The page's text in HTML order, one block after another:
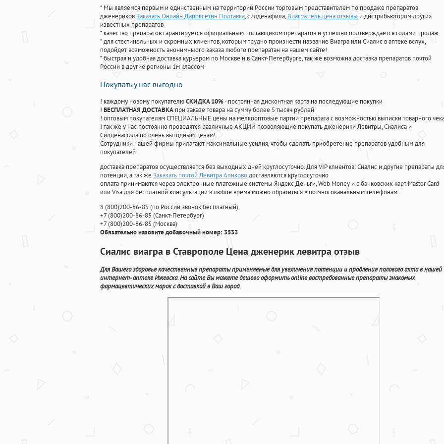
* Мы являемся первым и единственным на территории России торговым представителем по продаже препаратов
дженериковЗаказать Онлайн Дапоксетин Полтавка, силденафила, Виагра гель цена отзывы и дистрибьютором других
известных препаратов
* качество препаратов гарантируется официальным поставщиком препаратов и успешно подтверждается годами продаж
* для стестинельных и скромных клиентов, которым трудно произнести название Виагра или Сиалис в аптеке вслух,
подойдет возможность анонимныого заказа любого препаратан на нашем сайте!
* быстрая и удобная доставка курьером по Москве и в Санкт-Петербурге, так же возможна доставка препаратов почтой
России в другие регионы 1м классом
Покупать у нас выгодно
! каждому новому покупателюСКИДКА 10%- постоянная дисконтная карта на последующие покупки
! БЕСПЛАТНАЯ ДОСТАВКА при заказе товара на сумму более 5 тысяч рублей
! оптовым покупателям СПЕЦИАЛЬНЫЕ цены на мелкооптовые партии препарата с возможностью выписки товарного
! так же у нас постоянно проводятся различные АКЦИИ позволяющие покупать дженерики Левитры, Сиалиса и
Силденафила по очень выгодным ценам!
Cотрудники нашей фирмы прилагают максимальные усилия, чтобы сделать приобретение препаратов удобным для
покупателей
доставка препаратов осуществляется без выходных дней круглосуточно. Для VIP клиентов: Сиалис и другие препараты
потенции, а так же Заказать почтой Левитра Алиководоставляются круглосуточно
оплата принимаются через электронные платежные системы Яндекс Деньги, Web Money и с банковских карт Master Card
или Visa для бесплатной консультации в любое время можно обратиться» по многоканальным телефонам:
8(800)200-86-85 (по России звонок бесплатный),
+7(800)200-86-85 (Санкт-Петербург)
+7(800)200-86-85 (Москва)
Обязательно назовите добавочный номер: 3533
Сиалис виагра в Ставрополе Цена дженерик левитра отзыв
Для Вашего здоровья качественные препараты применяемые для увеличения потенции и продления полового акта в нашей
интернет- аптеке Ижевска. На сайте Вы можете дешево оформить online востребованные препараты знакомых
фармацевтических марок с доставкой в Ваш город.